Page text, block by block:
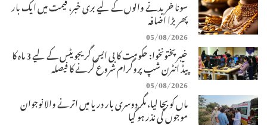
سونا خریدنے والوں کے لیے بری خبر، قیمت میں ایک بار
پھر بڑا اضافہ
05/08/2026
خیبرپختونخوا: حکومت کا بی ایس گریجویٹس کے لیے 3 ماہ کا
پیڈ انٹرن شپ پروگرام شروع کرنے کا فیصلہ
05/08/2026
ماں کو بچا لیا، مگر دوسری بار دریا میں اترنے والا نوجوان
موجوں کی نذر ہو گیا